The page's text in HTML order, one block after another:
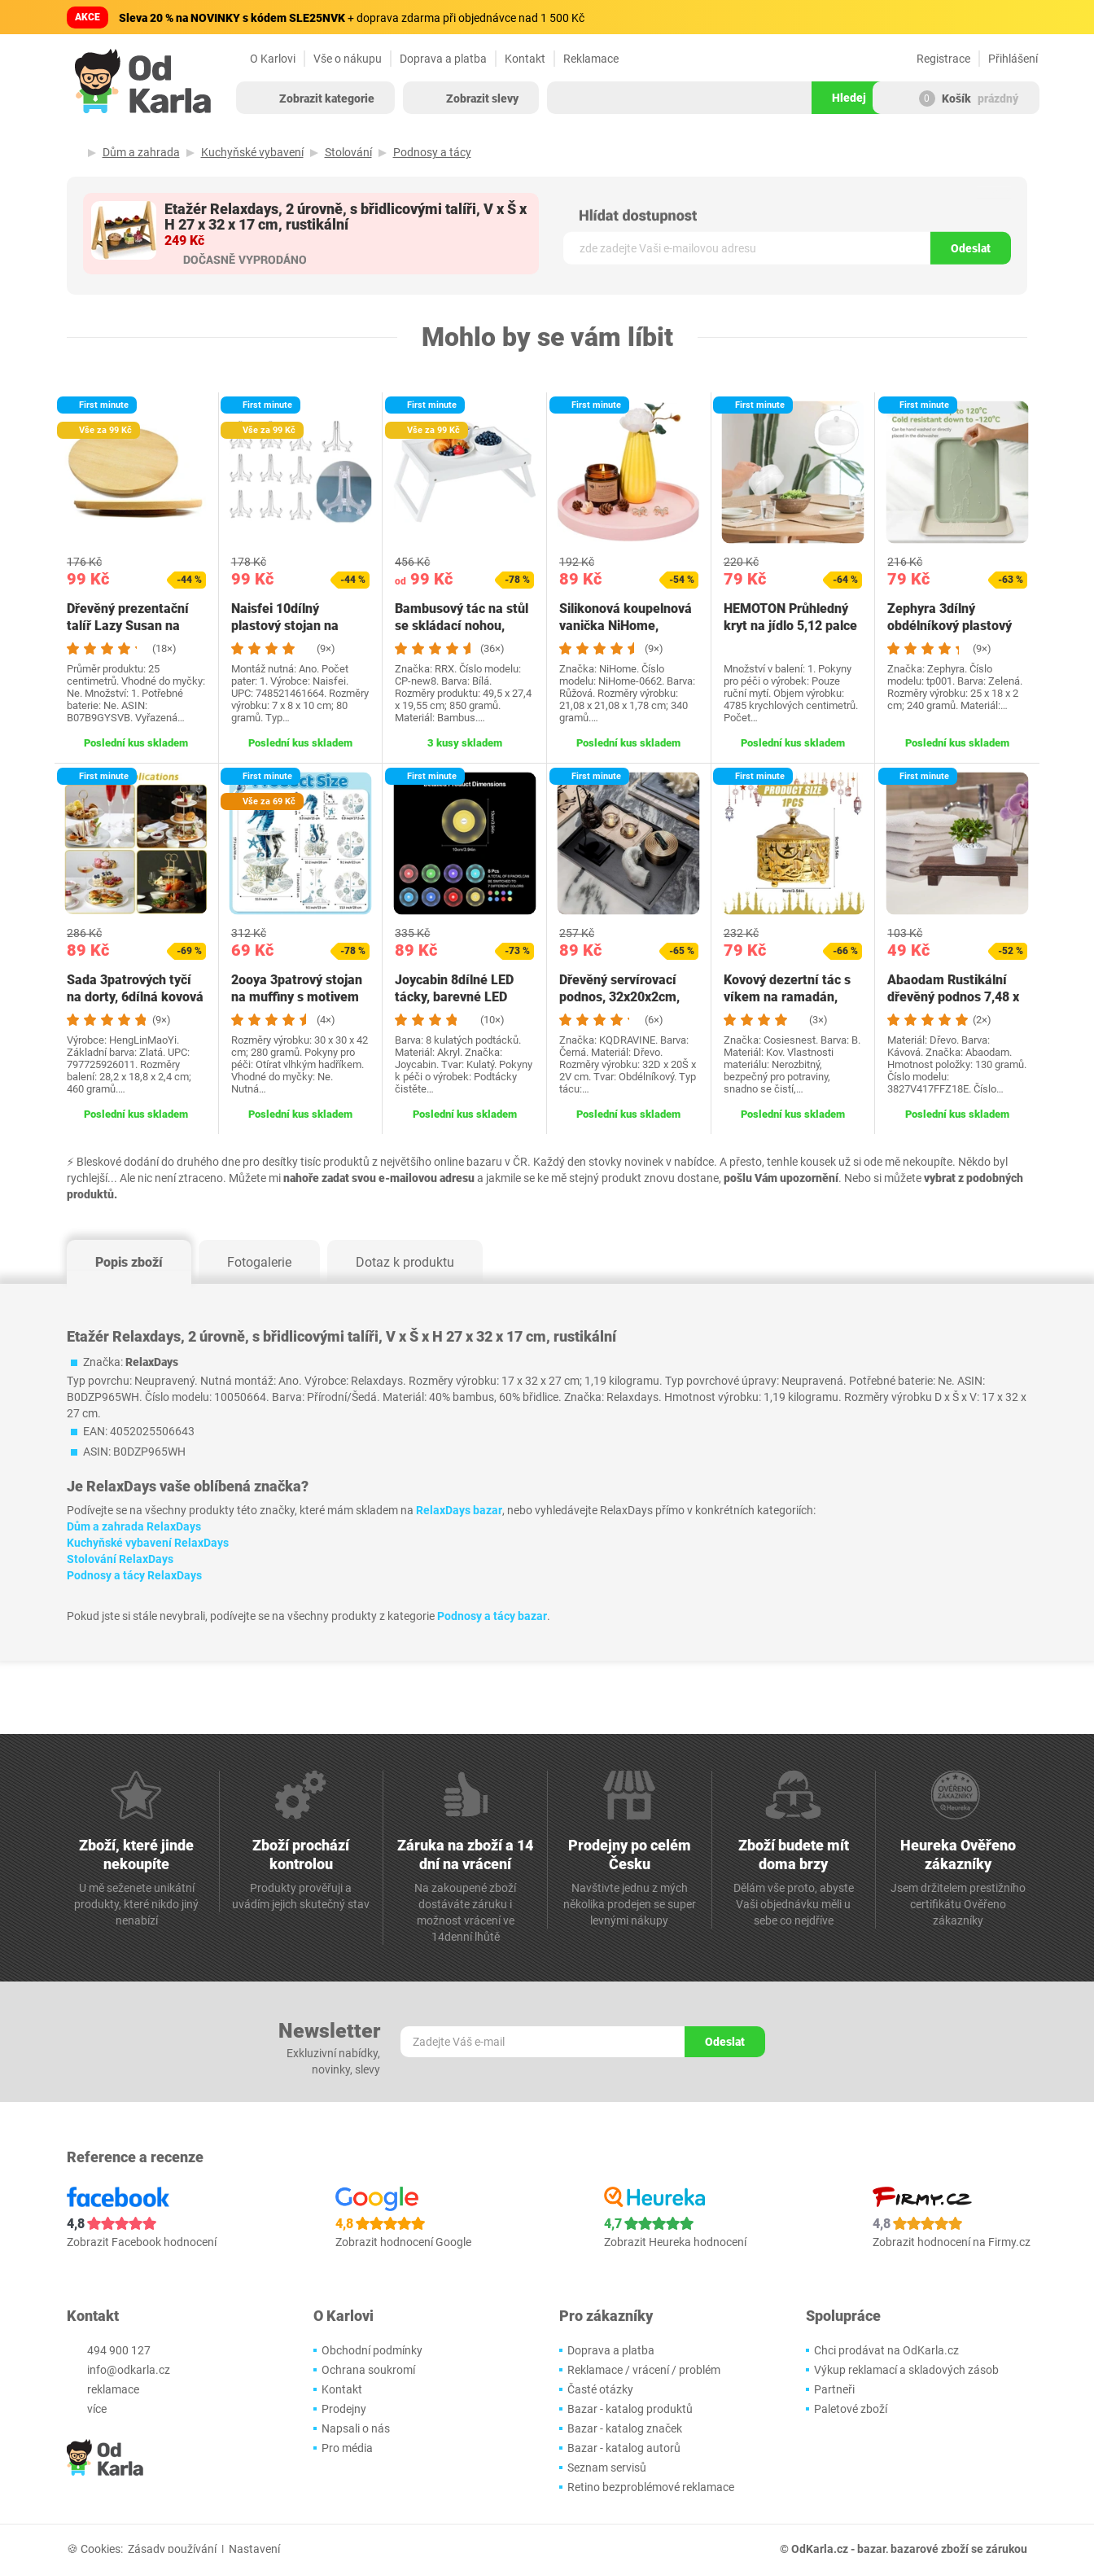
AKCE Sleva 20 % na NOVINKY s kódem SLE25NVK+ doprava zdarma při objednávce nad 1 500 Kč
O Karlovi Vše o nákupu Doprava a platba Kontakt Reklamace Přihlášení
Registrace
Zobrazit kategorie Zobrazit slevy Hledej 0 Košík prázdný
Dům a zahrada Kuchyňské vybavení Stolování Podnosy a tácy
Etažér Relaxdays, 2 úrovně, s břidlicovými talíři, V x Š x
H 27 x 32 x 17 cm, rustikální
⚡ Bleskové dodání do druhého dne pro desítky tisíc produktů z největšího online bazaru v ČR. Každý den stovky novinek v nabídce. A přesto, tenhle kousek už si ode mě nekoupíte. Někdo byl
rychlejší... Ale nic není ztraceno. Můžete minahoře zadat svou e-mailovou adresua jakmile se ke mě stejný produkt znovu dostane, pošlu Vám upozornění. Nebo si můžetevybrat z podobných
produktů.
249 Kč Odeslat
Mohlo by se vám líbit
First minute
Vše za 99 Kč
99 Kč
176 Kč
-44 %
Dřevěný prezentační
talíř Lazy Susan na
podávání koláčů a…
(18×)
Průměr produktu: 25
centimetrů. Vhodné do myčky:
Ne. Množství: 1. Potřebné
baterie: Ne. ASIN:
B07B9GYSVB. Vyřazená…
Poslední kus skladem
First minute
Vše za 99 Kč
99 Kč
178 Kč
-44 %
Naisfei 10dílný
plastový stojan na
talíře, plastové
stojany…
(9×)
Montáž nutná: Ano. Počet
pater: 1. Výrobce: Naisfei.
UPC: 748521461664. Rozměry
výrobku: 7 x 8 x 10 cm; 80
gramů. Typ…
Poslední kus skladem
First minute
Vše za 99 Kč
od 99 Kč
456 Kč
-78 %
Bambusový tác na stůl
se skládací nohou,
snídaňový tác na…
(36×)
Značka: RRX. Číslo modelu:
CP-new8. Barva: Bílá.
Rozměry produktu: 49,5 x 27,4
x 19,55 cm; 850 gramů.
Materiál: Bambus.…
3 kusy skladem
First minute
89 Kč
192 Kč
-54 %
Silikonová koupelnová
vanička NiHome,
dekorativní vanička…
(9×)
Značka: NiHome. Číslo
modelu: NiHome-0662. Barva:
Růžová. Rozměry výrobku:
21,08 x 21,08 x 1,78 cm; 340
gramů.…
Poslední kus skladem
First minute
79 Kč
220 Kč
-64 %
HEMOTON Průhledný
kryt na jídlo 5,12 palce
Množství v balení: 1. Pokyny
pro péči o výrobek: Pouze
ruční mytí. Objem výrobku:
4785 krychlových centimetrů.
Počet…
Poslední kus skladem
First minute
79 Kč
216 Kč
-63 %
Zephyra 3dílný
obdélníkový plastový
servírovací podnos,…
(9×)
Značka: Zephyra. Číslo
modelu: tp001. Barva: Zelená.
Rozměry výrobku: 25 x 18 x 2
cm; 240 gramů. Materiál:…
Poslední kus skladem
First minute
89 Kč
286 Kč
-69 %
Sada 3patrových tyčí
na dorty, 6dílná kovová
tyč, zlatý…
(9×)
Výrobce: HengLinMaoYi.
Základní barva: Zlatá. UPC:
797725926011. Rozměry
balení: 28,2 x 18,8 x 2,4 cm;
460 gramů.…
Poslední kus skladem
First minute
Vše za 69 Kč
69 Kč
312 Kč
-78 %
2ooya 3patrový stojan
na muffiny s motivem
oceánského…
(4×)
Rozměry výrobku: 30 x 30 x 42
cm; 280 gramů. Pokyny pro
péči: Otírat vlhkým hadříkem.
Vhodné do myčky: Ne.
Nutná…
Poslední kus skladem
First minute
89 Kč
335 Kč
-73 %
Joycabin 8dílné LED
tácky, barevné LED
tácky se 7…
(10×)
Barva: 8 kulatých podtácků.
Materiál: Akryl. Značka:
Joycabin. Tvar: Kulatý. Pokyny
k péči o výrobek: Podtácky
čistěte…
Poslední kus skladem
First minute
89 Kč
257 Kč
-65 %
Dřevěný servírovací
podnos, 32x20x2cm,
obdélníkový dřevěný…
(6×)
Značka: KQDRAVINE. Barva:
Černá. Materiál: Dřevo.
Rozměry výrobku: 32D x 20Š x
2V cm. Tvar: Obdélníkový. Typ
tácu:…
Poslední kus skladem
First minute
79 Kč
232 Kč
-66 %
Kovový dezertní tác s
víkem na ramadán,
zlatý servírovací…
(3×)
Značka: Cosiesnest. Barva: B.
Materiál: Kov. Vlastnosti
materiálu: Nerozbitný,
bezpečný pro potraviny,
snadno se čistí,…
Poslední kus skladem
First minute
49 Kč
103 Kč
-52 %
Abaodam Rustikální
dřevěný podnos 7,48 x
3,54 x 1,57 palce…
(2×)
Materiál: Dřevo. Barva:
Kávová. Značka: Abaodam.
Hmotnost položky: 130 gramů.
Číslo modelu:
3827V417FFZ18E. Číslo…
Poslední kus skladem
Popis zboží Fotogalerie Dotaz k produktu
Etažér Relaxdays, 2 úrovně, s břidlicovými talíři, V x Š x H 27 x 32 x 17 cm, rustikální
Značka:RelaxDays
Typ povrchu: Neupravený. Nutná montáž: Ano. Výrobce: Relaxdays. Rozměry výrobku: 17 x 32 x 27 cm; 1,19 kilogramu. Typ povrchové úpravy: Neupravená. Potřebné baterie: Ne. ASIN:
B0DZP965WH. Číslo modelu: 10050664. Barva: Přírodní/Šedá. Materiál: 40% bambus, 60% břidlice. Značka: Relaxdays. Hmotnost výrobku: 1,19 kilogramu. Rozměry výrobku D x Š x V: 17 x 32 x
27 cm.
EAN: 4052025506643
ASIN: B0DZP965WH
Je RelaxDaysvaše oblíbená značka?
Podívejte se na všechny produkty této značky, které mám skladem na RelaxDays bazar, nebo vyhledávejte RelaxDays přímo v konkrétních kategoriích:
Dům a zahrada RelaxDays
Kuchyňské vybavení RelaxDays
Stolování RelaxDays
Podnosy a tácy RelaxDays
Pokud jste si stále nevybrali, podívejte se na všechny produkty z kategoriePodnosy a tácy bazar.
Zboží, které jinde
nekoupíte
U mě seženete unikátní
produkty, které nikdo jiný
nenabízí
Zboží prochází
kontrolou
Produkty prověřuji a
uvádím jejich skutečný stav
Záruka na zboží a 14
dní na vrácení
Na zakoupené zboží
dostáváte záruku i
možnost vrácení ve
14denní lhůtě
Prodejny po celém
Česku
Navštivte jednu z mých
několika prodejen se super
levnými nákupy
Zboží budete mít
doma brzy
Dělám vše proto, abyste
Vaši objednávku měli u
sebe co nejdříve
Heureka Ověřeno
zákazníky
Jsem držitelem prestižního
certifikátu Ověřeno
zákazníky
Newsletter
Exkluzivní nabídky,
novinky, slevy
Odeslat
Reference a recenze
4,8
Zobrazit Facebook hodnocení
4,8
Zobrazit hodnocení Google
4,7
Zobrazit Heureka hodnocení
4,8
Zobrazit hodnocení na Firmy.cz
Kontakt
494 900 127
info@odkarla.cz
reklamace
více
O Karlovi
Obchodní podmínky
Ochrana soukromí
Kontakt
Prodejny
Napsali o nás
Pro média
Pro zákazníky
Doprava a platba
Reklamace / vrácení / problém
Časté otázky
Bazar - katalog produktů
Bazar - katalog značek
Bazar - katalog autorů
Seznam servisů
Retino bezproblémové reklamace
Spolupráce
Chci prodávat na OdKarla.cz
Výkup reklamací a skladových zásob
Partneři
Paletové zboží
🍪 Cookies: Zásady používání | Nastavení © OdKarla.cz - bazar, bazarové zboží se zárukou